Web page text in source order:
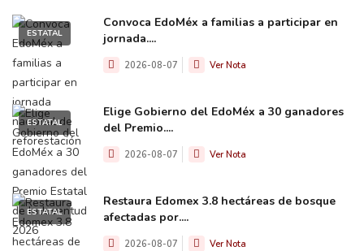
ESTATAL
Convoca EdoMéx a familias a participar en
jornada....
2026-08-07 Ver Nota
ESTATAL
Elige Gobierno del EdoMéx a 30 ganadores
del Premio....
2026-08-07 Ver Nota
ESTATAL
Restaura Edomex 3.8 hectáreas de bosque
afectadas por....
2026-08-07 Ver Nota